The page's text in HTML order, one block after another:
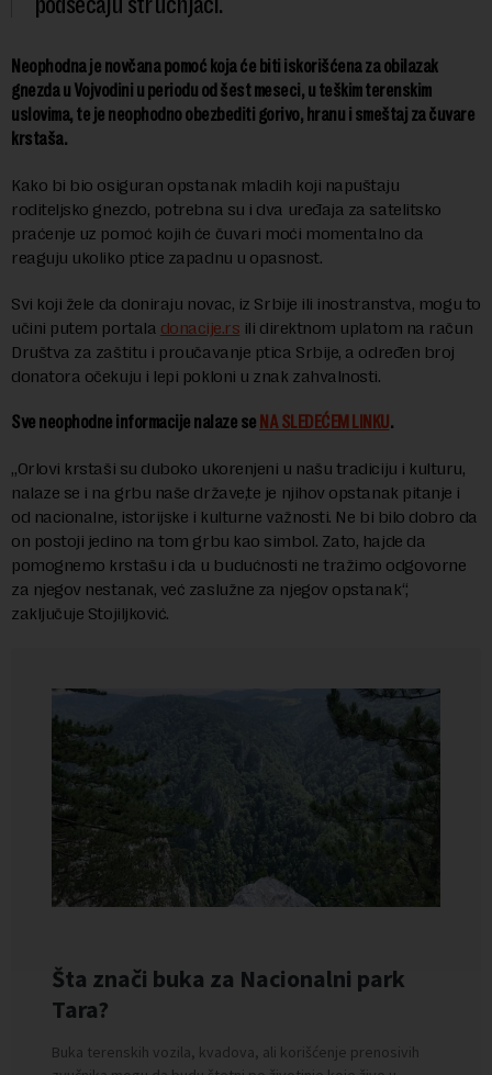
Neophodna je novčana pomoć koja će biti iskorišćena za obilazak
gnezda u Vojvodini u periodu od šest meseci, u teškim terenskim
uslovima, te je neophodno obezbediti gorivo, hranu i smeštaj za čuvare
krstaša.
Kako bi bio osiguran opstanak mladih koji napuštaju
roditeljsko gnezdo, potrebna su i dva uređaja za satelitsko
praćenje uz pomoć kojih će čuvari moći momentalno da
reaguju ukoliko ptice zapadnu u opasnost.
Svi koji žele da doniraju novac, iz Srbije ili inostranstva, mogu to
učini putem portala donacije.rs ili direktnom uplatom na račun
Društva za zaštitu i proučavanje ptica Srbije, a određen broj
donatora očekuju i lepi pokloni u znak zahvalnosti.
Sve neophodne informacije nalaze se NA SLEDEĆEM LINKU.
„Orlovi krstaši su duboko ukorenjeni u našu tradiciju i kulturu,
nalaze se i na grbu naše države,te je njihov opstanak pitanje i
od nacionalne, istorijske i kulturne važnosti. Ne bi bilo dobro da
on postoji jedino na tom grbu kao simbol. Zato, hajde da
pomognemo krstašu i da u budućnosti ne tražimo odgovorne
za njegov nestanak, već zaslužne za njegov opstanak“,
zaključuje Stojiljković.